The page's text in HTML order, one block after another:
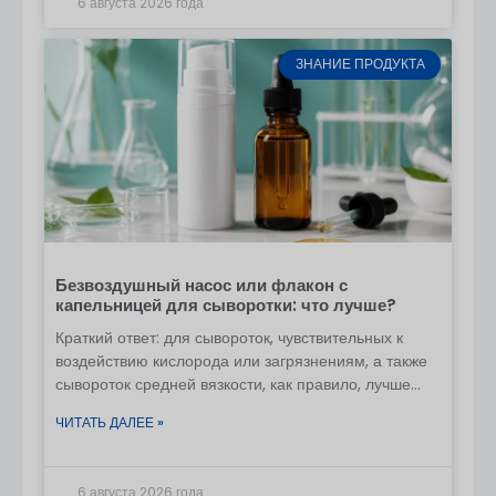
Поточные проверки качества
Шаг 6 - Окончательная проверка и отгрузка
Балансовый платеж
Экспортная упаковка
Морская / воздушная / экспресс-доставка
Время подготовки к производству
Тип заказа
Время
Складская позиция 7-15 дней
ЗНАНИЕ ПРОДУКТА
Безвоздушный насос или флакон с
капельницей для сыворотки: что лучше?
Краткий ответ: для сывороток, чувствительных к
воздействию кислорода или загрязнениям, а также
сывороток средней вязкости, как правило, лучше
капельницей часто подходит для сывороток низкой
ЧИТАТЬ ДАЛЕЕ »